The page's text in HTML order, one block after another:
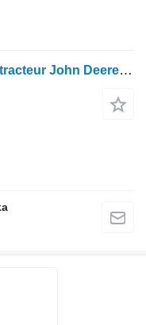
Tableau de bord RE578473 pour tracteur John Deere seria 6000 7000 8000 R